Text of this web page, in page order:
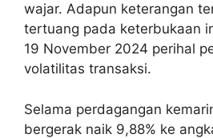
wajar. Adapun keterangan
tertuang pada keterbukaan
19 November 2024 perihal
volatilitas transaksi.
Selama perdagangan
bergerak naik 9,88% ke